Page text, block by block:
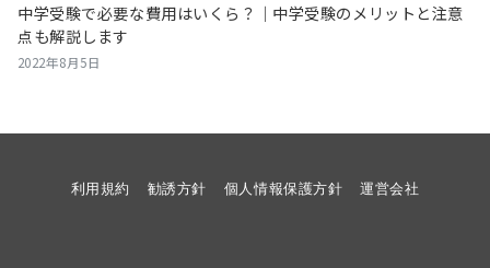
中学受験で必要な費用はいくら？｜中学受験のメリットと注意
点も解説します
2022年8月5日
利用規約 勧誘方針 個人情報保護方針 運営会社